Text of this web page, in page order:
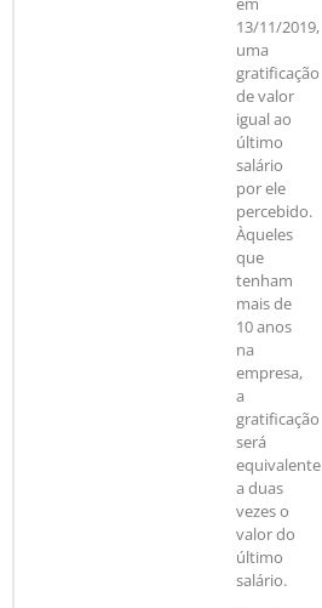
13/11/2019,
uma
gratificação
de valor
igual ao
último
salário
por ele
percebido.
Àqueles
que
tenham
mais de
10 anos
na
empresa,
a
gratificação
será
equivalente
a duas
vezes o
valor do
último
salário.